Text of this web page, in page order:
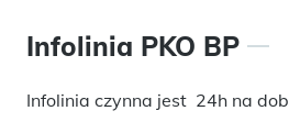
Infolinia PKO BP
Infolinia czynna jest 24h na